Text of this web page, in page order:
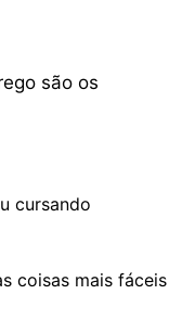
são os
cursando
coisas mais fáceis